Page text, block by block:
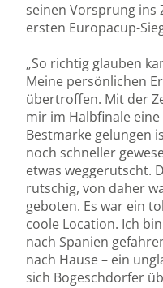
seinen Vorsprung ins
ersten Europacup-
„So richtig glauben
Meine persönlichen
übertroffen. Mit der
mir im Halbfinale
Bestmarke gelungen
noch schneller
etwas weggerutscht.
rutschig, von daher
geboten. Es war ein
coole Location. Ich
nach Spanien
nach Hause – ein
sich Bogeschdorfer